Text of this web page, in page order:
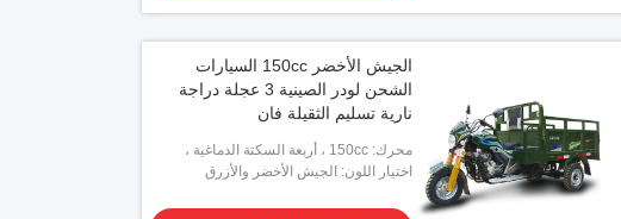
الجيش الأخضر 150cc السيارات
الشحن لودر الصينية 3 عجلة دراجة
نارية تسليم الثقيلة فان
محرك: 150cc ، أربعة السكتة الدماغية ،
اسطوانة واحدة
اختيار اللون: الجيش الأخضر والأزرق